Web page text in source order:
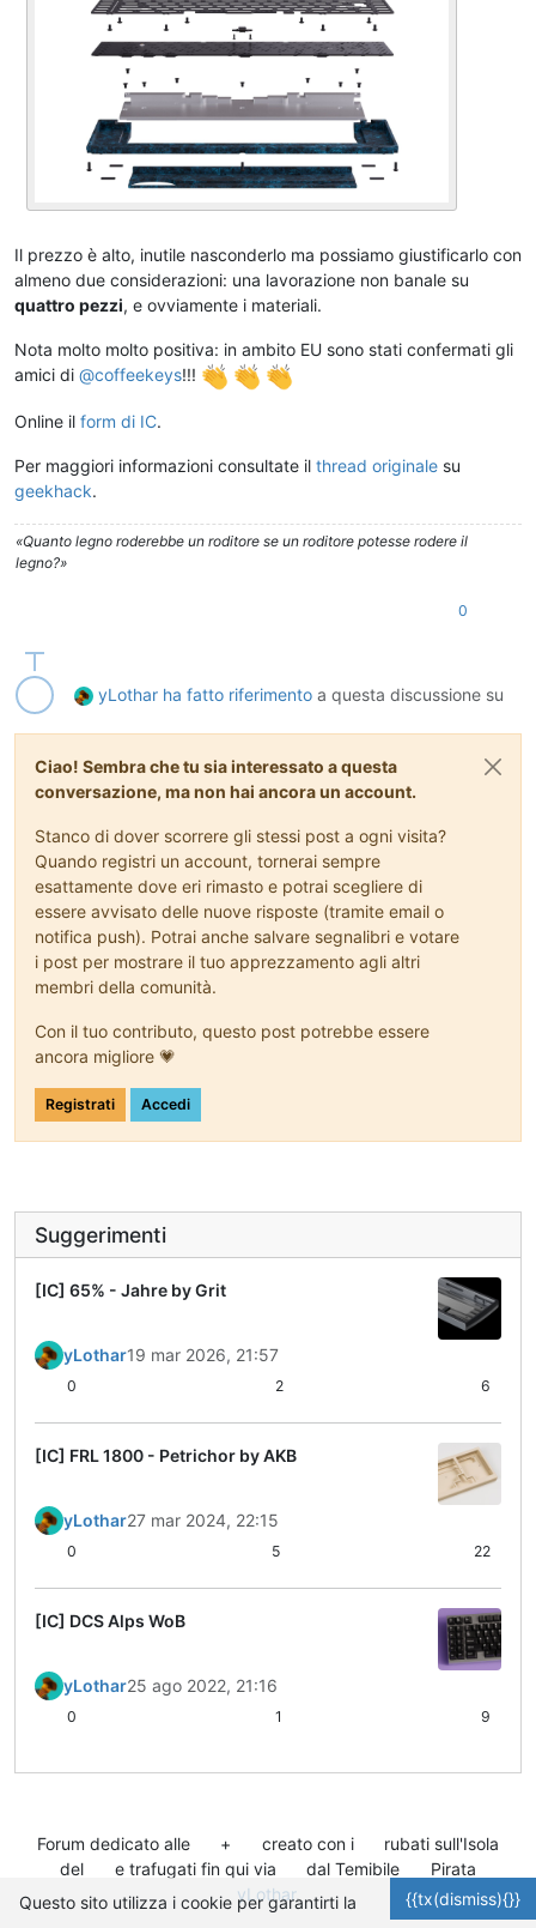
Il prezzo è alto, inutile nasconderlo ma possiamo giustificarlo con
almeno due considerazioni: una lavorazione non banale su
quattro pezzi, e ovviamente i materiali.
Nota molto molto positiva: in ambito EU sono stati confermati gli
amici di @coffeekeys!!!
Online il form di IC.
Per maggiori informazioni consultate il thread originale su
geekhack.
«Quanto legno roderebbe un roditore se un roditore potesse rodere il
legno?»
0
yLothar ha fatto riferimento a questa discussione su
Ciao! Sembra che tu sia interessato a questa
conversazione, ma non hai ancora un account.
Stanco di dover scorrere gli stessi post a ogni visita?
Quando registri un account, tornerai sempre
esattamente dove eri rimasto e potrai scegliere di
essere avvisato delle nuove risposte (tramite email o
notifica push). Potrai anche salvare segnalibri e votare
i post per mostrare il tuo apprezzamento agli altri
membri della comunità.
Con il tuo contributo, questo post potrebbe essere
ancora migliore 💗
Registrati Accedi
Suggerimenti
[IC] 65% - Jahre by Grit
yLothar19 mar 2026, 21:57
0 2 6
[IC] FRL 1800 - Petrichor by AKB
yLothar27 mar 2024, 22:15
0 5 22
[IC] DCS Alps WoB
yLothar25 ago 2022, 21:16
0 1 9
Forum dedicato alle + creato con i
rubati sull'Isola
del
e trafugati fin qui via dal Temibile
Pirata
yLothar. {{tx(dismiss){}}
Questo sito utilizza i cookie per garantirti la